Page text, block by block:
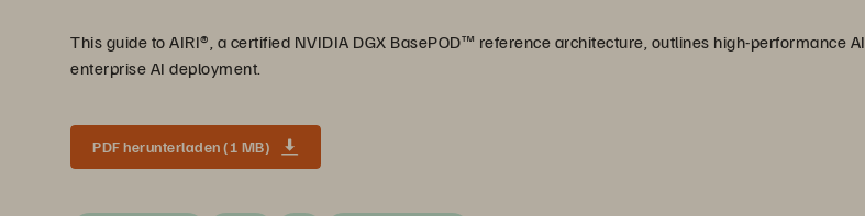
This guide to AIRI®️, a certified NVIDIA DGX BasePOD™️ reference architecture, outlines high-performance
enterprise AI deployment.
PDF herunterladen (1 MB)